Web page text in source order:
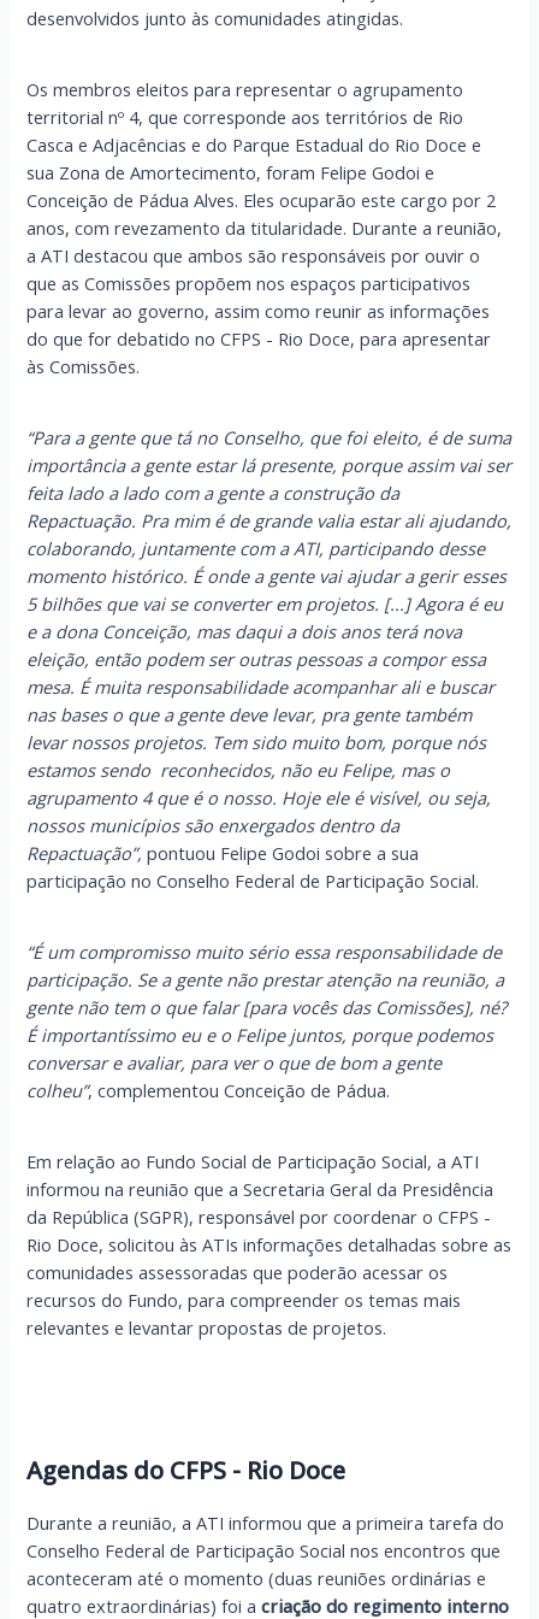
desenvolvidos junto às comunidades atingidas.
Os membros eleitos para representar o agrupamento
territorial nº 4, que corresponde aos territórios de Rio
Casca e Adjacências e do Parque Estadual do Rio Doce e
sua Zona de Amortecimento, foram Felipe Godoi e
Conceição de Pádua Alves. Eles ocuparão este cargo por 2
anos, com revezamento da titularidade. Durante a reunião,
a ATI destacou que ambos são responsáveis por ouvir o
que as Comissões propõem nos espaços participativos
para levar ao governo, assim como reunir as informações
do que for debatido no CFPS - Rio Doce, para apresentar
às Comissões.
“Para a gente que tá no Conselho, que foi eleito, é de suma
importância a gente estar lá presente, porque assim vai ser
feita lado a lado com a gente a construção da
Repactuação. Pra mim é de grande valia estar ali ajudando,
colaborando, juntamente com a ATI, participando desse
momento histórico. É onde a gente vai ajudar a gerir esses
5 bilhões que vai se converter em projetos. [...] Agora é eu
e a dona Conceição, mas daqui a dois anos terá nova
eleição, então podem ser outras pessoas a compor essa
mesa. É muita responsabilidade acompanhar ali e buscar
nas bases o que a gente deve levar, pra gente também
levar nossos projetos. Tem sido muito bom, porque nós
estamos sendo reconhecidos, não eu Felipe, mas o
agrupamento 4 que é o nosso. Hoje ele é visível, ou seja,
nossos municípios são enxergados dentro da
Repactuação”,pontuou Felipe Godoi sobre a sua
participação no Conselho Federal de Participação Social.
“É um compromisso muito sério essa responsabilidade de
participação. Se a gente não prestar atenção na reunião, a
gente não tem o que falar [para vocês das Comissões], né?
É importantíssimo eu e o Felipe juntos, porque podemos
conversar e avaliar, para ver o que de bom a gente
colheu”, complementou Conceição de Pádua.
Em relação ao Fundo Social de Participação Social, a ATI
informou na reunião que a Secretaria Geral da Presidência
da República (SGPR), responsável por coordenar o CFPS -
Rio Doce, solicitou às ATIs informações detalhadas sobre as
comunidades assessoradas que poderão acessar os
recursos do Fundo, para compreender os temas mais
relevantes e levantar propostas de projetos.
Agendas do CFPS - Rio Doce
Durante a reunião, a ATI informou que a primeira tarefa do
Conselho Federal de Participação Social nos encontros que
aconteceram até o momento (duas reuniões ordinárias e
quatro extraordinárias) foi a criação do regimento interno